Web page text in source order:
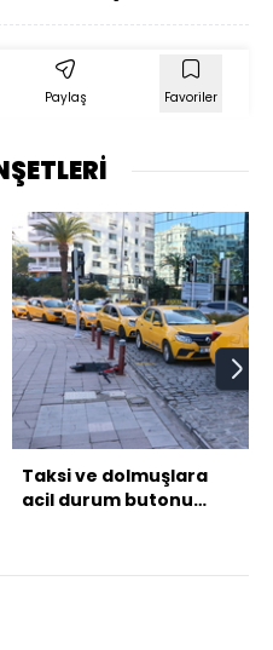
Paylaş Favoriler
Taksi ve dolmuşlara
acil durum butonu